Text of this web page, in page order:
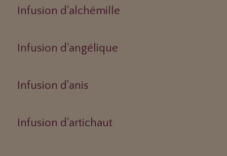
Infusion d'alchémille
Infusion d'angélique
Infusion d'anis
Infusion d'artichaut